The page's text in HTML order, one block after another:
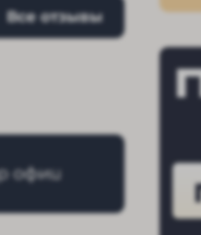
Все отзывы
официального